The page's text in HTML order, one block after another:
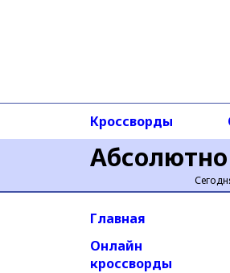
Кроссворды
Главная
Онлайн
кроссворды